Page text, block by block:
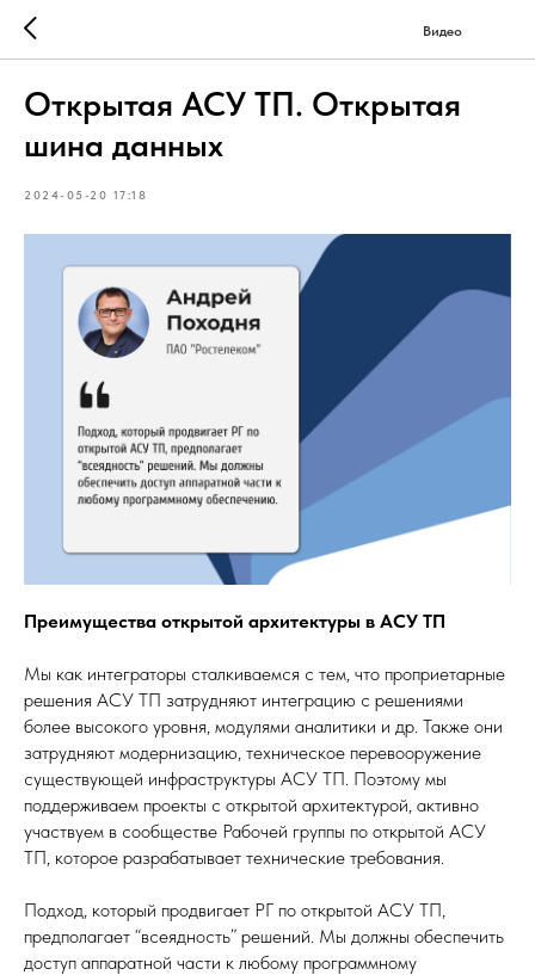
Видео
Открытая АСУ ТП. Открытая
шина данных
2024-05-20 17:18
Преимущества открытой архитектуры в АСУ ТП
Мы как интеграторы сталкиваемся с тем, что проприетарные
решения АСУ ТП затрудняют интеграцию с решениями
более высокого уровня, модулями аналитики и др. Также они
затрудняют модернизацию, техническое перевооружение
существующей инфраструктуры АСУ ТП. Поэтому мы
поддерживаем проекты с открытой архитектурой, активно
участвуем в сообществе Рабочей группы по открытой АСУ
ТП, которое разрабатывает технические требования.
Подход, который продвигает РГ по открытой АСУ ТП,
предполагает “всеядность” решений. Мы должны обеспечить
доступ аппаратной части к любому программному